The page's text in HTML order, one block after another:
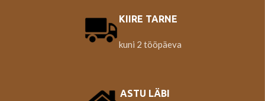
(mitte mikrolaineahjupopkorni),
siis lisa maitsestamiseks ka
soola, et maitseaine maitse
omale meelepärane maitseaine,
KIIRE TARNE
kuni 2 tööpäeva
ASTU LÄBI